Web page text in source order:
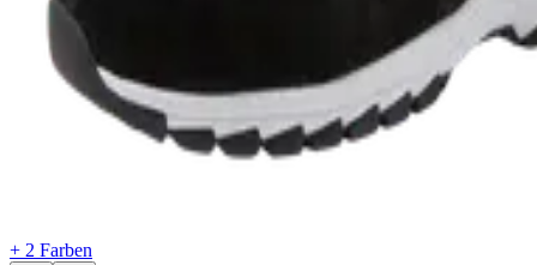
+ 2 Farben